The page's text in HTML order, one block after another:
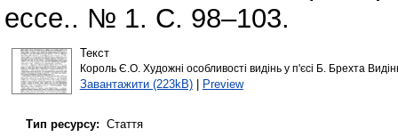
ессе.. № 1. С. 98–103.
Текст
Король Є.О. Художні особливості видінь у п'єсі Б. Брехта
Завантажити (223kB)| Preview
Тип ресурсу: Стаття